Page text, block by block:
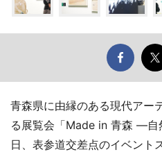
青森県に由縁のある現代アー
る展覧会「Made in 青森 ―自
日、表参道交差点のイベント